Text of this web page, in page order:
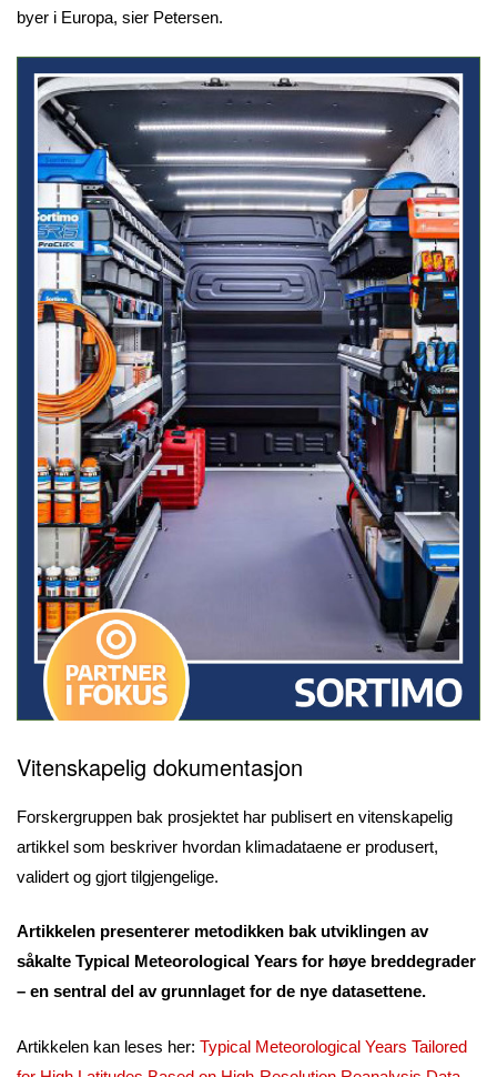
byer i Europa, sier Petersen.
Vitenskapelig dokumentasjon
Forskergruppen bak prosjektet har publisert en vitenskapelig
artikkel som beskriver hvordan klimadataene er produsert,
validert og gjort tilgjengelige.
Artikkelen presenterer metodikken bak utviklingen av
såkalte Typical Meteorological Years for høye breddegrader
– en sentral del av grunnlaget for de nye datasettene.
Artikkelen kan leses her: Typical Meteorological Years Tailored